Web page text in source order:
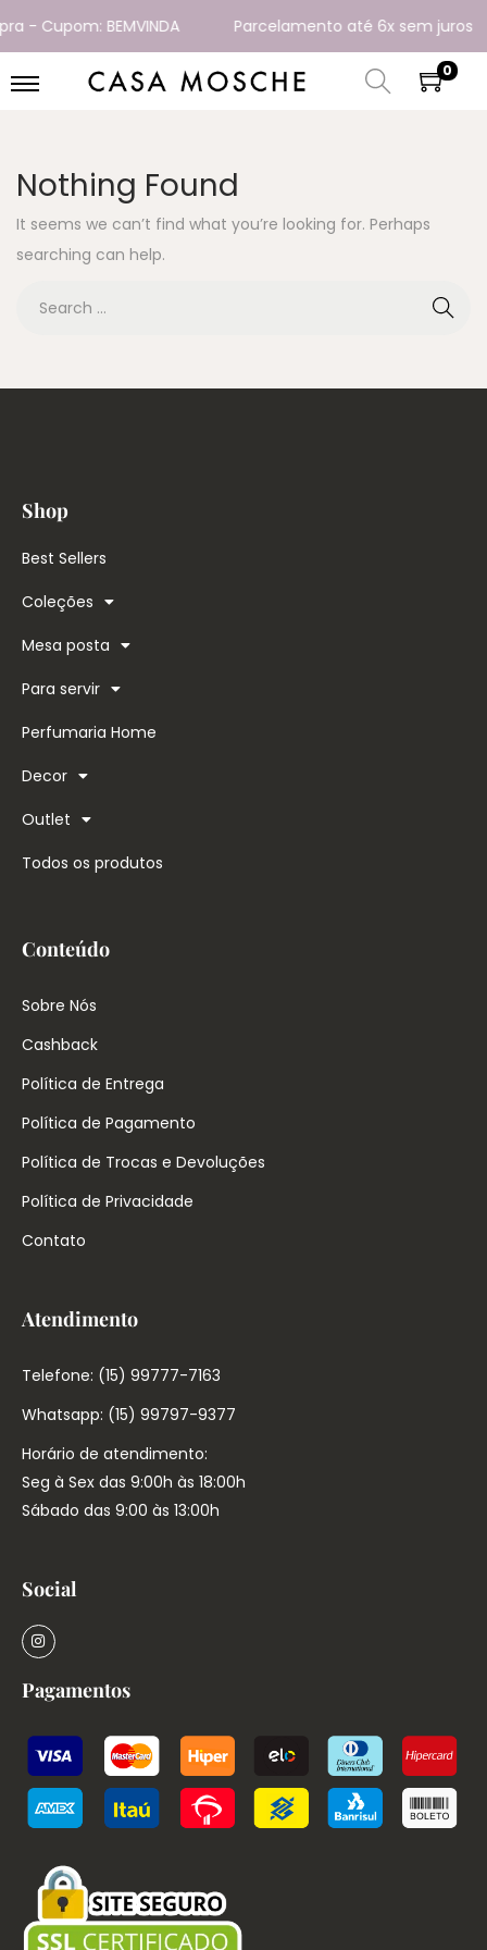
- Cupom: BEMVINDA Parcelamento até 6x sem juros
0
Nothing Found
It seems we can’t find what you’re looking for. Perhaps
searching can help.
Shop
Best Sellers
Coleções
Mesa posta
Para servir
Perfumaria Home
Decor
Outlet
Todos os produtos
Conteúdo
Sobre Nós
Cashback
Política de Entrega
Política de Pagamento
Política de Trocas e Devoluções
Política de Privacidade
Contato
Atendimento
Telefone: (15) 99777-7163
Whatsapp: (15) 99797-9377
Horário de atendimento:
Seg à Sex das 9:00h às 18:00h
Sábado das 9:00 às 13:00h
Social
Pagamentos